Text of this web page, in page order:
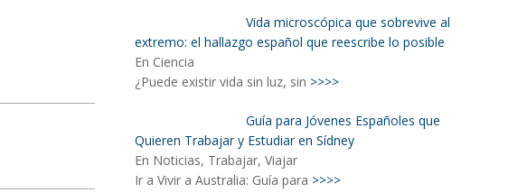
Vida microscópica que sobrevive al
extremo: el hallazgo español que reescribe lo posible
En Ciencia
¿Puede existir vida sin luz, sin >>>>
Guía para Jóvenes Españoles que
Quieren Trabajar y Estudiar en Sídney
En Noticias, Trabajar, Viajar
Ir a Vivir a Australia: Guía para >>>>